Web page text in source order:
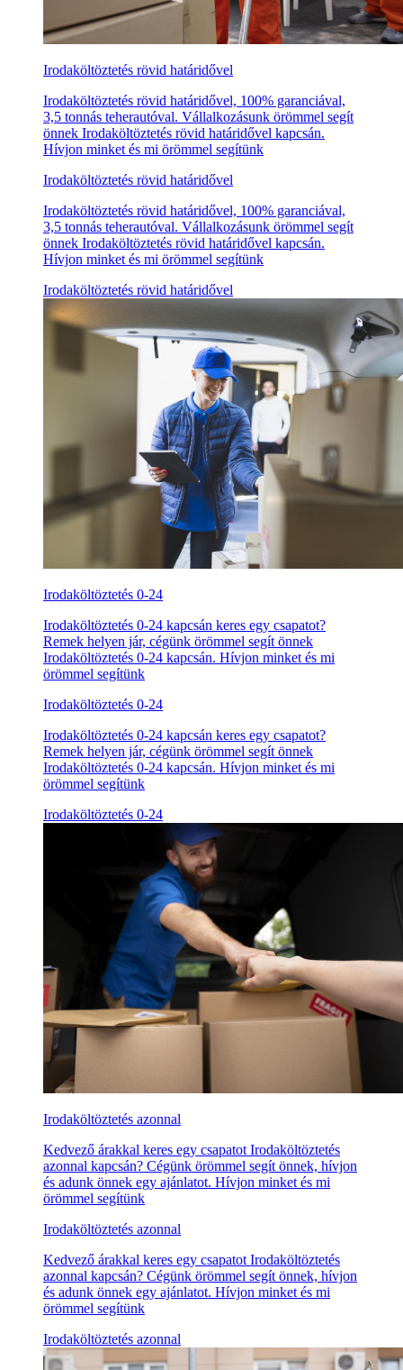
Irodaköltöztetés rövid határidővel
Irodaköltöztetés rövid határidővel, 100% garanciával,
3,5 tonnás teherautóval. Vállalkozásunk örömmel segít
önnek Irodaköltöztetés rövid határidővel kapcsán.
Hívjon minket és mi örömmel segítünk
Irodaköltöztetés rövid határidővel
Irodaköltöztetés rövid határidővel, 100% garanciával,
3,5 tonnás teherautóval. Vállalkozásunk örömmel segít
önnek Irodaköltöztetés rövid határidővel kapcsán.
Hívjon minket és mi örömmel segítünk
Irodaköltöztetés rövid határidővel
Irodaköltöztetés 0-24
Irodaköltöztetés 0-24 kapcsán keres egy csapatot?
Remek helyen jár, cégünk örömmel segít önnek
Irodaköltöztetés 0-24 kapcsán. Hívjon minket és mi
örömmel segítünk
Irodaköltöztetés 0-24
Irodaköltöztetés 0-24 kapcsán keres egy csapatot?
Remek helyen jár, cégünk örömmel segít önnek
Irodaköltöztetés 0-24 kapcsán. Hívjon minket és mi
örömmel segítünk
Irodaköltöztetés 0-24
Irodaköltöztetés azonnal
Kedvező árakkal keres egy csapatot Irodaköltöztetés
azonnal kapcsán? Cégünk örömmel segít önnek, hívjon
és adunk önnek egy ajánlatot. Hívjon minket és mi
örömmel segítünk
Irodaköltöztetés azonnal
Kedvező árakkal keres egy csapatot Irodaköltöztetés
azonnal kapcsán? Cégünk örömmel segít önnek, hívjon
és adunk önnek egy ajánlatot. Hívjon minket és mi
örömmel segítünk
Irodaköltöztetés azonnal